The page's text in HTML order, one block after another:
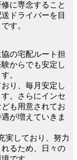
に専念すること
ドライバーを目
す。
の宅配ルート担
からでも安定し
。
り、毎月安定し
。さらにインセ
も用意されてお
が増えていきま
実しており、努力
るため、日々の